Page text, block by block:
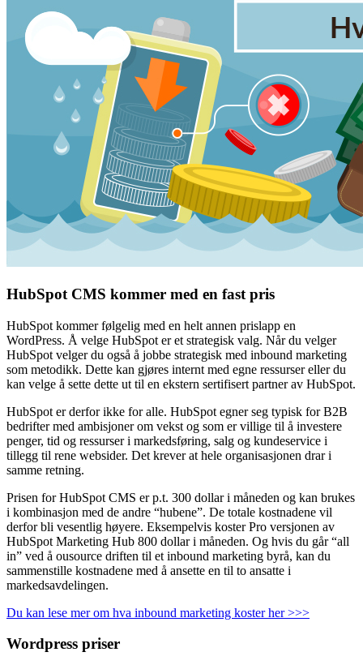
HubSpot CMS kommer med en fast pris
HubSpot kommer følgelig med en helt annen prislapp en
WordPress. Å velge HubSpot er et strategisk valg. Når du velger
HubSpot velger du også å jobbe strategisk med inbound marketing
som metodikk. Dette kan gjøres internt med egne ressurser eller du
kan velge å sette dette ut til en ekstern sertifisert partner av HubSpot.
HubSpot er derfor ikke for alle. HubSpot egner seg typisk for B2B
bedrifter med ambisjoner om vekst og som er villige til å investere
penger, tid og ressurser i markedsføring, salg og kundeservice i
tillegg til rene websider. Det krever at hele organisasjonen drar i
samme retning.
Prisen for HubSpot CMS er p.t. 300 dollar i måneden og kan brukes
i kombinasjon med de andre “hubene”. De totale kostnadene vil
derfor bli vesentlig høyere. Eksempelvis koster Pro versjonen av
HubSpot Marketing Hub 800 dollar i måneden. Og hvis du går “all
in” ved å ousource driften til et inbound marketing byrå, kan du
sammenstille kostnadene med å ansette en til to ansatte i
markedsavdelingen.
Du kan lese mer om hva inbound marketing koster her >>>
Wordpress priser